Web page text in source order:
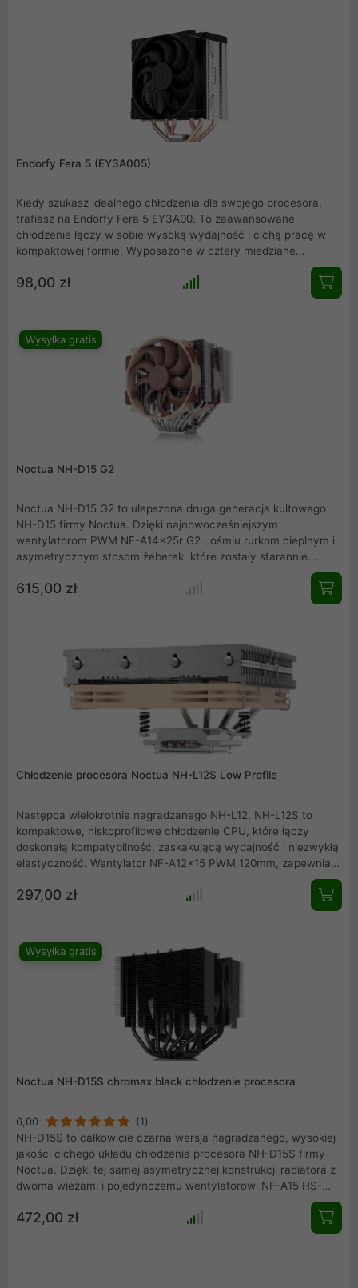
Ponadto, chłodzenie to wyposażone jest w miedzianą
podstawę uprawniającą odbieranie ciepła z procesora. Dzięki
temu, chłodzenie Noctua D15 jest w stanie skutecznie
schłodzić nawet wydajne procesory.
Endorfy Fera 5 (EY3A005)
Kiedy szukasz idealnego chłodzenia dla swojego procesora,
trafiasz na Endorfy Fera 5 EY3A00. To zaawansowane
chłodzenie łączy w sobie wysoką wydajność i cichą pracę w
kompaktowej formie. Wyposażone w cztery miedziane
ciepłowody i wentylator 120 mm z regulacją PWM, zapewni Ci
efektywne odprowadzanie ciepła nawet podczas intensywnego
i AMD sprawi, że uznasz je za idealny wybór, jeśli jesteś
graczem lub entuzjastą sprzętu, szukającym niezawodnego
chłodzenia w atrakcyjnej cenie.
98,00 zł
Wysyłka gratis
Noctua NH-D15 G2
Noctua NH-D15 G2 to ulepszona druga generacja kultowego
NH-D15 firmy Noctua. Dzięki najnowocześniejszym
wentylatorom PWM NF-A14x25r G2 , ośmiu rurkom cieplnym i
asymetrycznym stosom żeberek, które zostały starannie
dostrojone do współpracy z nowymi wentylatorami, NH-D15 G2
osiąga jeszcze lepszą wydajność z niesamowicie cichą pracą
615,00 zł
Chłodzenie procesora Noctua NH-L12S Low Profile
Następca wielokrotnie nagradzanego NH-L12, NH-L12S to
kompaktowe, niskoprofilowe chłodzenie CPU, które łączy
doskonałą kompatybilność, zaskakującą wydajność i niezwykłą
elastyczność. Wentylator NF-A12x15 PWM 120mm, zapewnia
jeszcze lepsze chłodzenie niż poprzedni model 92mm. NH-L12S
jest wyjątkowo uniwersalnym i wydajnym chłodzeniem w
297,00 zł
Wysyłka gratis
Noctua NH-D15S chromax.black chłodzenie procesora
6,00
(1)
NH-D15S to całkowicie czarna wersja nagradzanego, wysokiej
jakości cichego układu chłodzenia procesora NH-D15S firmy
Noctua. Dzięki tej samej asymetrycznej konstrukcji radiatora z
dwoma wieżami i pojedynczemu wentylatorowi NF-A15 HS-
PWM chromax.black, pozostaje wierny udanej formule NH-
D15S, łączącej wydajność dwóch wież z doskonałą
472,00 zł